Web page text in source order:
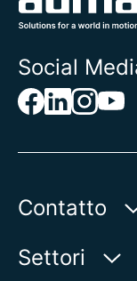
Social
Contatto
AUMA Riester
Settori